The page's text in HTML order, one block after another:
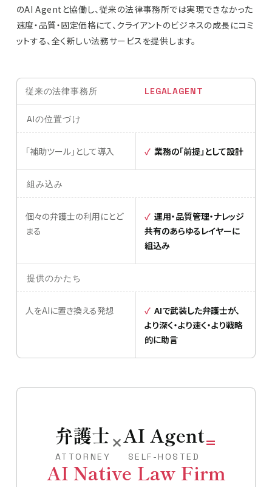
のAI Agentと協働し、従来の法律事務所では実現できなかった
速度・品質・固定価格にて、クライアントのビジネスの成長にコミ
ットする、全く新しい法務サービスを提供します。
従来の法律事務所 LEGALAGENT
AIの位置づけ
「補助ツール」として導入 業務の「前提」として設計
組み込み
個々の弁護士の利用にとど
まる
運用・品質管理・ナレッジ
共有のあらゆるレイヤーに
組込み
提供のかたち
人をAIに置き換える発想
AIで武装した弁護士が、
より深く・より速く・より戦略
的に助言
弁護士
ATTORNEY
×AI Agent
SELF-HOSTED
=
AI Native Law Firm